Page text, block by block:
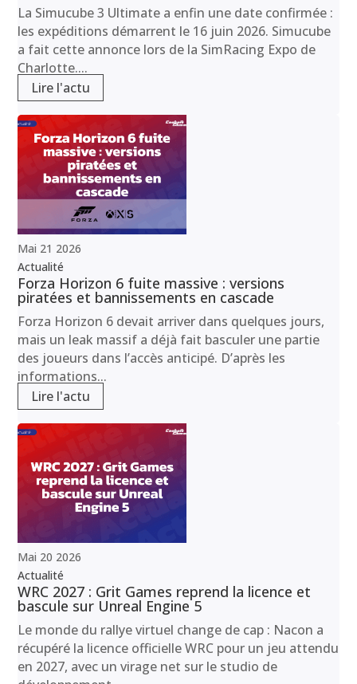
La Simucube 3 Ultimate a enfin une date confirmée :
les expéditions démarrent le 16 juin 2026. Simucube
a fait cette annonce lors de la SimRacing Expo de
Charlotte....
Lire l'actu
Mai 21 2026
Actualité
Forza Horizon 6 fuite massive : versions
piratées et bannissements en cascade
Forza Horizon 6 devait arriver dans quelques jours,
mais un leak massif a déjà fait basculer une partie
des joueurs dans l’accès anticipé. D’après les
informations...
Lire l'actu
Mai 20 2026
Actualité
WRC 2027 : Grit Games reprend la licence et
bascule sur Unreal Engine 5
Le monde du rallye virtuel change de cap : Nacon a
récupéré la licence officielle WRC pour un jeu attendu
en 2027, avec un virage net sur le studio de